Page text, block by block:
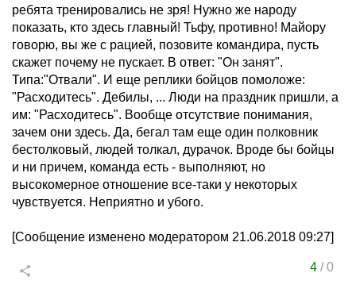
ребята тренировались не зря! Нужно же народу
показать, кто здесь главный! Тьфу, противно! Майору
говорю, вы же с рацией, позовите командира, пусть
скажет почему не пускает. В ответ: "Он занят".
Типа:"Отвали". И еще реплики бойцов помоложе:
"Расходитесь". Дебилы, ... Люди на праздник пришли, а
им: "Расходитесь". Вообще отсутствие понимания,
зачем они здесь. Да, бегал там еще один полковник
бестолковый, людей толкал, дурачок. Вроде бы бойцы
и ни причем, команда есть - выполняют, но
высокомерное отношение все-таки у некоторых
чувствуется. Неприятно и убого.
[Сообщение изменено модератором 21.06.2018 09:27]
4/0